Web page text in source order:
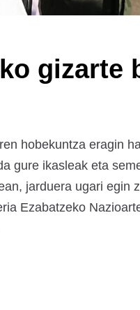
gizarte
hobekuntza eragin
gure ikasleak eta
jarduera ugari egin
Ezabatzeko